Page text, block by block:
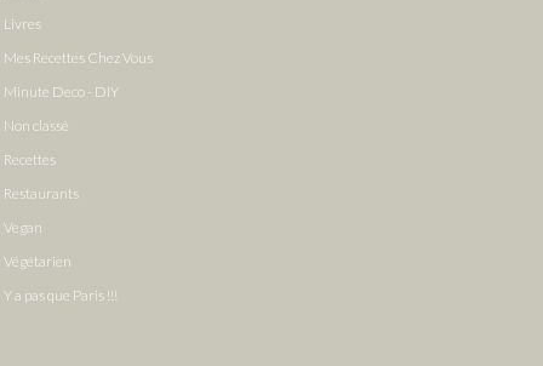
Livres
Mes Recettes Chez Vous
Minute Deco - DIY
Non classé
Recettes
Restaurants
Vegan
Végétarien
Y a pas que Paris !!!